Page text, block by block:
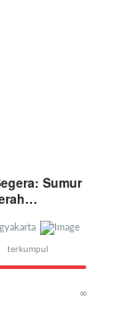
Sumur
terkumpul
∞